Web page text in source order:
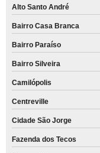
Alto Santo André
Bairro Casa Branca
Bairro Paraíso
Bairro Silveira
Camilópolis
Centreville
Cidade São Jorge
Fazenda dos Tecos